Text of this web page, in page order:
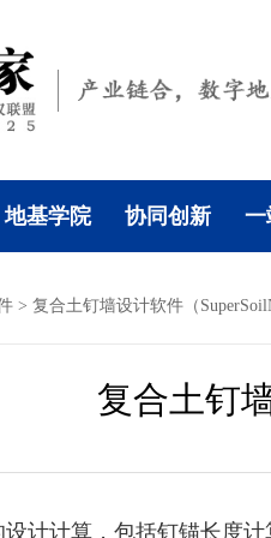
地基学院 协同创新 一
> 复合土钉墙设计软件（
复合土钉
计计算，包括钉锚长度